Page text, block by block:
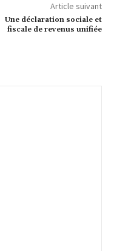
Article suivant
Une déclaration sociale et
fiscale de revenus unifiée